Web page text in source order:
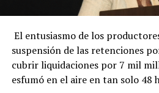
El entusiasmo de los
suspensión de las retenciones
cubrir liquidaciones por 7 mil
esfumó en el aire en tan solo 48